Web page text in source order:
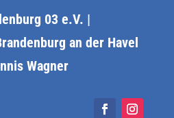
03 e.V. |
an der Havel
Wagner